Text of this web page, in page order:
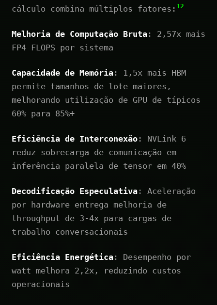
cálculo combina múltiplos fatores: 12
Melhoria de Computação Bruta : 2,57x mais
FP4 FLOPS por sistema
Capacidade de Memória : 1,5x mais HBM
permite tamanhos de lote maiores,
melhorando utilização de GPU de típicos
60% para 85%+
Eficiência de Interconexão : NVLink 6
reduz sobrecarga de comunicação em
inferência paralela de tensor em 40%
Decodificação Especulativa : Aceleração
por hardware entrega melhoria de
throughput de 3-4x para cargas de
trabalho conversacionais
Eficiência Energética : Desempenho por
watt melhora 2,2x, reduzindo custos
operacionais